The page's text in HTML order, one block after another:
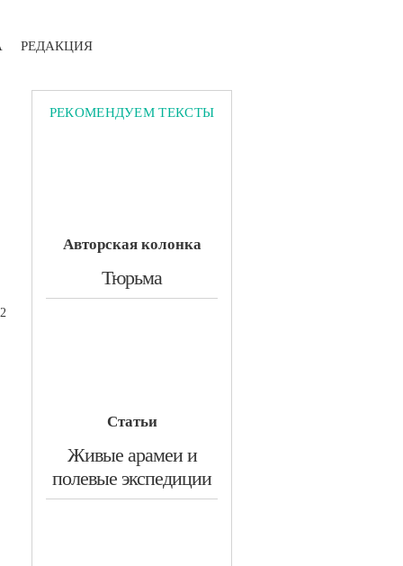
РЕДАКЦИЯ
РЕКОМЕНДУЕМ ТЕКСТЫ
Авторская колонка
​Тюрьма
Статьи
​Живые арамеи и
полевые экспедиции